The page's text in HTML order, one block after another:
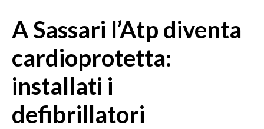
ORISTANO E PROVINCIA
GALLURA
NUORO E PROVINCIA
OGLIASTRA
AGENDA
A Sassari l’Atp diventa
cardioprotetta:
installati i
defibrillatori